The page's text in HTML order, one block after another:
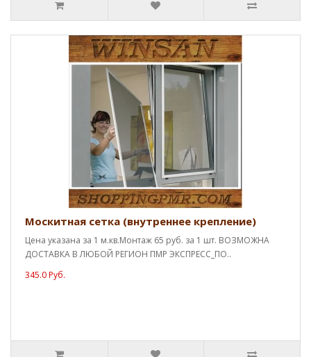
Москитная сетка (внутреннее крепление)
Цена указана за 1 м.кв.Монтаж 65 руб. за 1 шт. ВОЗМОЖНА
ДОСТАВКА В ЛЮБОЙ РЕГИОН ПМР ЭКСПРЕСС_ПО..
345.0 Руб.